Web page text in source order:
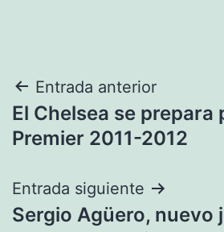
Navegación
de
Entrada anterior
El Chelsea se prepara
Premier 2011-2012
Entrada siguiente
Sergio Agüero, nuevo